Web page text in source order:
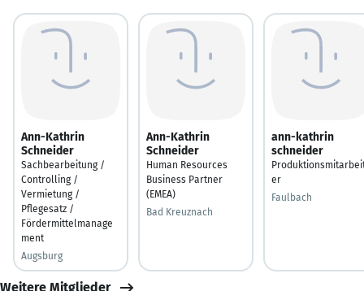
Ann-Kathrin
Schneider
Sachbearbeitung /
Controlling /
Vermietung /
Pflegesatz /
Fördermittelmanage
ment
Augsburg
Ann-Kathrin
Schneider
Human Resources
Business Partner
(EMEA)
Bad Kreuznach
ann-kathrin
schneider
er
Faulbach
Weitere Mitglieder